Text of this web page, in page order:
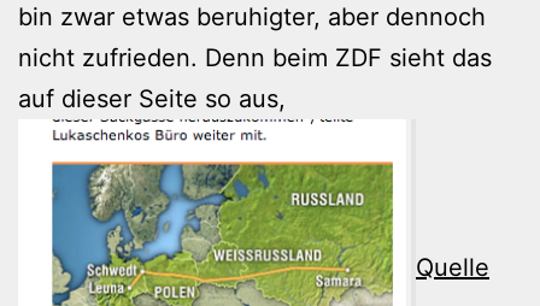
bin zwar etwas beruhigter, aber dennoch
nicht zufrieden. Denn beim ZDF sieht das
auf dieser Seite so aus,
Quelle